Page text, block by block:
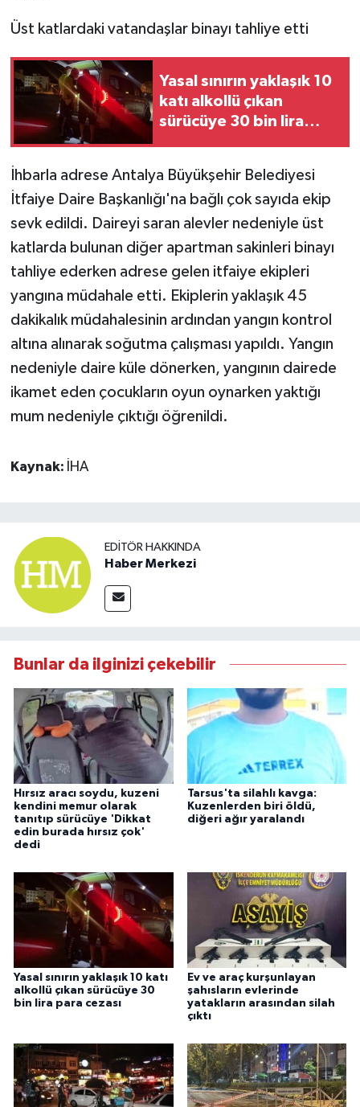
Üst katlardaki vatandaşlar binayı tahliye etti
Yasal sınırın yaklaşık 10
katı alkollü çıkan
sürücüye 30 bin lira
İhbarla adrese Antalya Büyükşehir Belediyesi
İtfaiye Daire Başkanlığı'na bağlı çok sayıda ekip
sevk edildi. Daireyi saran alevler nedeniyle üst
katlarda bulunan diğer apartman sakinleri binayı
tahliye ederken adrese gelen itfaiye ekipleri
yangına müdahale etti. Ekiplerin yaklaşık 45
dakikalık müdahalesinin ardından yangın kontrol
altına alınarak soğutma çalışması yapıldı. Yangın
nedeniyle daire küle dönerken, yangının dairede
ikamet eden çocukların oyun oynarken yaktığı
mum nedeniyle çıktığı öğrenildi.
Kaynak: İHA
EDITÖR HAKKINDA
Haber Merkezi
Bunlar da ilginizi çekebilir
Hırsız aracı soydu, kuzeni
kendini memur olarak
tanıtıp sürücüye 'Dikkat
edin burada hırsız çok'
dedi
Tarsus'ta silahlı kavga:
Kuzenlerden biri öldü,
diğeri ağır yaralandı
Yasal sınırın yaklaşık 10 katı
alkollü çıkan sürücüye 30
bin lira para cezası
Ev ve araç kurşunlayan
şahısların evlerinde
yatakların arasından silah
çıktı